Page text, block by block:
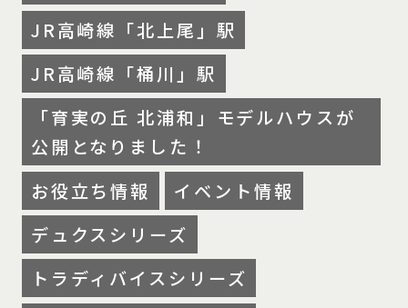
JR高崎線「北上尾」駅
JR高崎線「桶川」駅
「育実の丘 北浦和」モデルハウスが
公開となりました！
お役立ち情報
イベント情報
デュクスシリーズ
トラディバイスシリーズ